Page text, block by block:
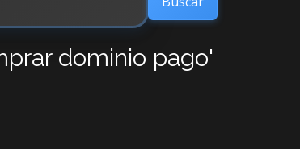
dominio pago'